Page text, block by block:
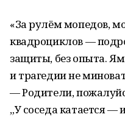
«За рулём мопедов,
квадроциклов —
защиты, без опыта.
и трагедии не
— Родители,
„У соседа катается —